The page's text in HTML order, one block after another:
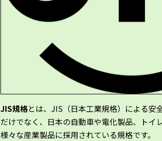
JIS規格とは、JIS（日本工業規格）による安
だけでなく、日本の自動車や電化製品、トイ
様々な産業製品に採用されている規格です。